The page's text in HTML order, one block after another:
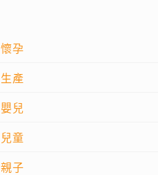
懷孕
生產
嬰兒
兒童
親子